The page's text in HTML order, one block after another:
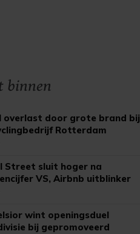
binnen
overlast door grote brand bij
Rotterdam
Street sluit hoger na
VS, Airbnb uitblinker
wint openingsduel
bij gepromoveerd